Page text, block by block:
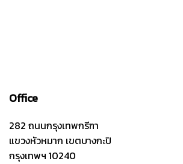
Office
282 ถนนกรุงเทพกรีฑา
แขวงหัวหมาก เขตบางกะปิ
กรุงเทพฯ 10240